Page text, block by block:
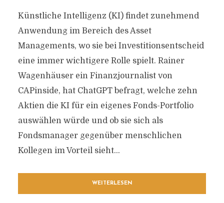
Künstliche Intelligenz (KI) findet zunehmend
Anwendung im Bereich des Asset
Managements, wo sie bei Investitionsentscheid
eine immer wichtigere Rolle spielt. Rainer
Wagenhäuser ein Finanzjournalist von
CAPinside, hat ChatGPT befragt, welche zehn
Aktien die KI für ein eigenes Fonds-Portfolio
auswählen würde und ob sie sich als
Fondsmanager gegenüber menschlichen
Kollegen im Vorteil sieht...
WEITERLESEN